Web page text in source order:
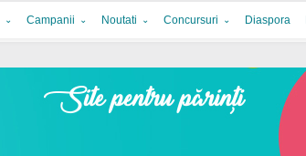
Campanii Noutati Concursuri Diaspora